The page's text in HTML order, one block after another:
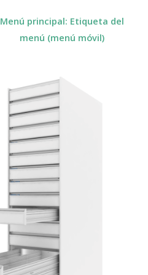
Menú principal: Etiqueta del
menú (menú móvil)